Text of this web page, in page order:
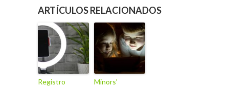
ARTÍCULOS RELACIONADOS
Registro Minors’